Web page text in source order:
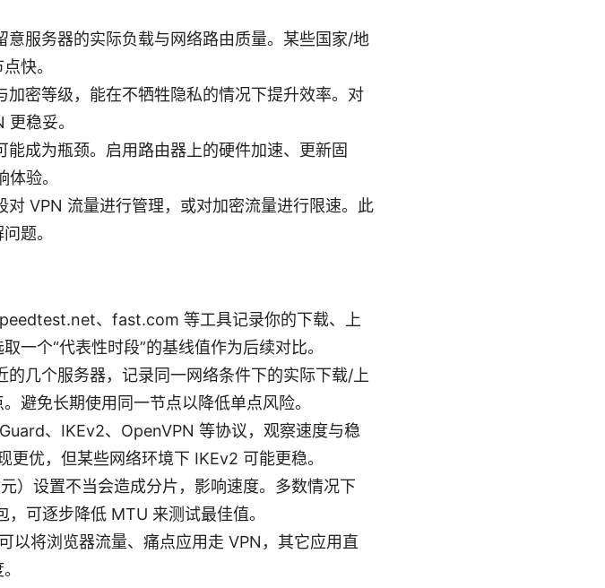
服务器的实际负载与网络路由质量。某些国家/地
快。
密等级，能在不牺牲隐私的情况下提升效率。对
稳妥。
成为瓶颈。启用路由器上的硬件加速、更新固
验。
VPN 流量进行管理，或对加密流量进行限速。此
题。
、fast.com 等工具记录你的下载、上
一个“代表性时段”的基线值作为后续对比。
几个服务器，记录同一网络条件下的实际下载/上
避免长期使用同一节点以降低单点风险。
、IKEv2、OpenVPN 等协议，观察速度与稳
优，但某些网络环境下 IKEv2 可能更稳。
）设置不当会造成分片，影响速度。多数情况下
可逐步降低 MTU 来测试最佳值。
以将浏览器流量、痛点应用走 VPN，其它应用直